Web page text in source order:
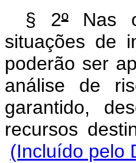
§ 2ºNas
situações de
poderão ser
análise de
garantido,
recursos
(Incluído pelo